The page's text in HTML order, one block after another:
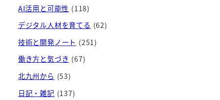
AI活用と可能性 (118)
デジタル人材を育てる (62)
技術と開発ノート (251)
働き方と気づき (67)
北九州から (53)
日記・雑記 (137)